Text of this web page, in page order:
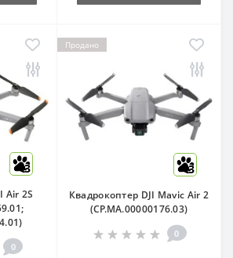
3
Air 2S
0
Продано
3
Квадрокоптер DJI Mavic Air 2
(CP.MA.00000176.03)
0